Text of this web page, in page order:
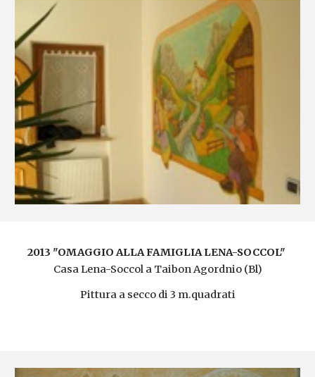
2013 "OMAGGIO ALLA FAMIGLIA LENA-SOCCOL"
Casa Lena-Soccol a Taibon Agordnio (Bl)
Pittura a secco di 3 m.quadrati